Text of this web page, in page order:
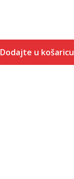
Dodajte u košaricu